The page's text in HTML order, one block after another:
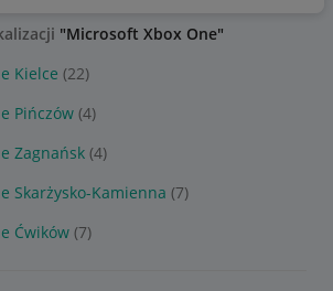
"Microsoft Xbox One"
Kielce (22)
Pińczów (4)
Zagnańsk (4)
Skarżysko-Kamienna (7)
Ćwików (7)